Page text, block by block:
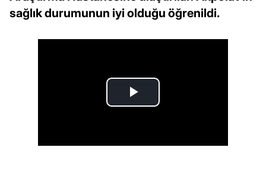
sağlık durumunun iyi olduğu öğrenildi.